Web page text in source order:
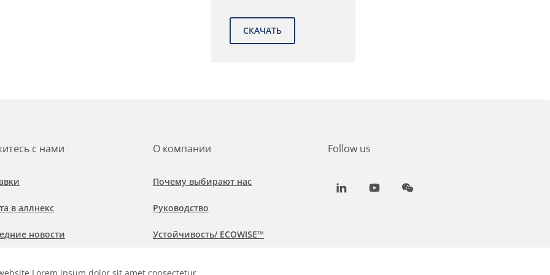
с нами
в аллнекс
новости
О компании
Почему выбирают нас
Руководство
Устойчивость/ ECOWISE™
Follow us
LinkedInYoutubeWeChat